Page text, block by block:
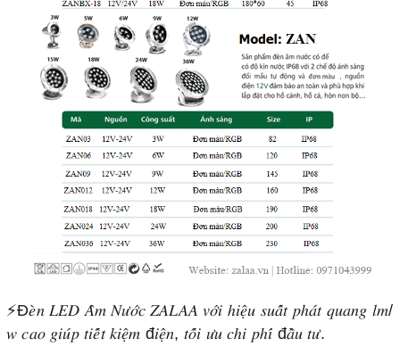
⚡Đ𝑒̀𝑛 𝐿𝐸𝐷 𝐴̂𝑚 𝑁𝑢̛𝑜̛́𝑐 𝑍𝐴𝐿𝐴𝐴 𝑣𝑜̛́𝑖 ℎ𝑖𝑒̣̂𝑢 𝑠𝑢𝑎̂́𝑡 𝑝ℎ𝑎́𝑡 𝑞𝑢𝑎𝑛𝑔 𝑙𝑚/
𝑤 𝑐𝑎𝑜 𝑔𝑖𝑢́𝑝 𝑡𝑖𝑒̂́𝑡 𝑘𝑖𝑒̣̂𝑚 đ𝑖𝑒̣̂𝑛, 𝑡𝑜̂́𝑖 𝑢̛𝑢 𝑐ℎ𝑖 𝑝ℎ𝑖́ đ𝑎̂̀𝑢 𝑡𝑢̛.